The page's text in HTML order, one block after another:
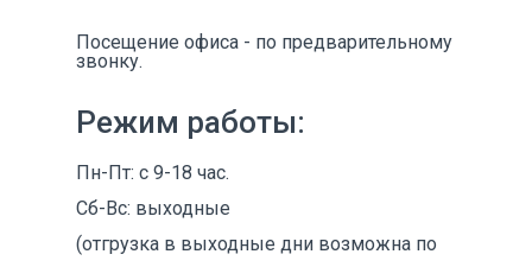
Посещение офиса - по предварительному
звонку.
Режим работы:
Пн-Пт: с 9-18 час.
Сб-Вс: выходные
(отгрузка в выходные дни возможна по